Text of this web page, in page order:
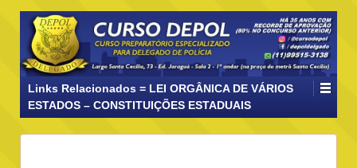
Links Relacionados = LEI ORGÂNICA DE VÁRIOS
ESTADOS – CONSTITUIÇÕES ESTADUAIS